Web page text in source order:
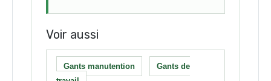
Voir aussi
Gants manutention
Gants de